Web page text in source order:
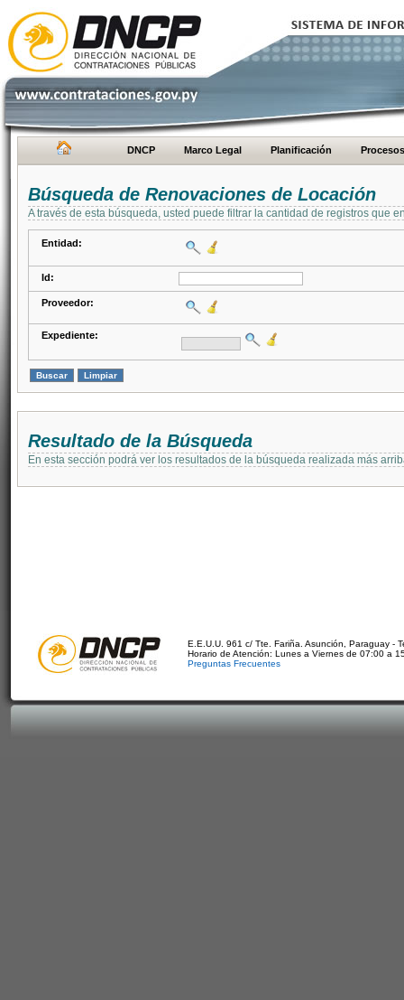
DNCP Marco Legal Planificación Procesos
Búsqueda de Renovaciones de Locación
A través de esta búsqueda, usted puede filtrar la cantidad de registros que
Entidad:
Id:
Proveedor:
Expediente:
Resultado de la Búsqueda
En esta sección podrá ver los resultados de la búsqueda realizada más
E.E.U.U. 961 c/ Tte. Fariña. Asunción, Paraguay -
Horario de Atención: Lunes a Viernes de 07:00 a
Preguntas Frecuentes